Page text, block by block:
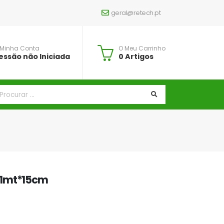
geral@retech.pt
Conta
não Iniciada
O Meu Carrinho
0 Artigos